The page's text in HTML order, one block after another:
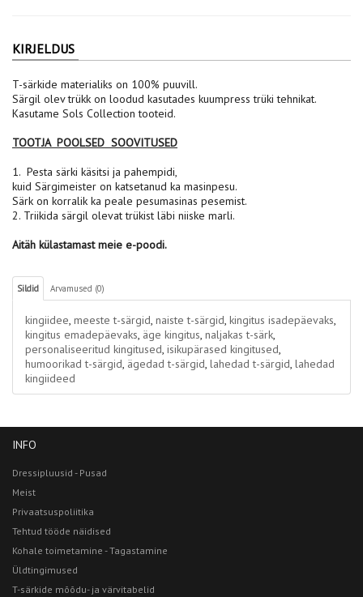
KIRJELDUS
T-särkide materialiks on 100% puuvill.
Särgil olev trükk on loodud kasutades kuumpress trüki tehnikat.
Kasutame Sols Collection tooteid.
TOOTJA POOLSED SOOVITUSED
1. Pesta särki käsitsi ja pahempidi,
kuid Särgimeister on katsetanud ka masinpesu.
Särk on korralik ka peale pesumasinas pesemist.
2. Triikida särgil olevat trükist läbi niiske marli.
Aitäh külastamast meie e-poodi.
Sildid Arvamused (0)
kingiidee, meeste t-särgid, naiste t-särgid, kingitus isadepäevaks,
kingitus emadepäevaks, äge kingitus, naljakas t-särk,
personaliseeritud kingitused, isikupärased kingitused,
humoorikad t-särgid, ägedad t-särgid, lahedad t-särgid, lahedad
kingiideed
INFO
Dressipluusid - Pusad
Meist
Privaatsuspoliitika
Tehtud tööde näidised
Kohale toimetamine - Tagastamine
Üldtingimused
T-särkide mõõdu- ja värvitabelid